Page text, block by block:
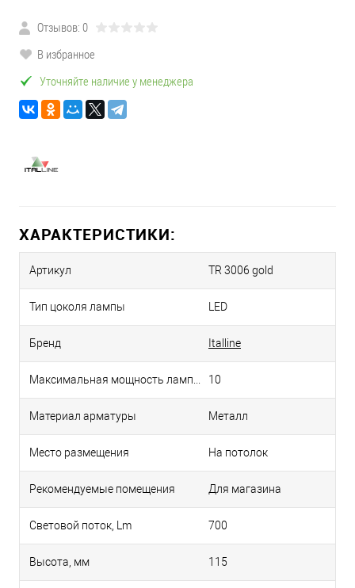
Отзывов: 0
В избранное
Уточняйте наличие у менеджера
ХАРАКТЕРИСТИКИ:
Артикул TR 3006 gold
Тип цоколя лампы LED
Бренд Italline
Максимальная мощность лампы, Вт 10
Материал арматуры Металл
Место размещения На потолок
Рекомендуемые помещения Для магазина
Световой поток, Lm 700
Высота, мм 115